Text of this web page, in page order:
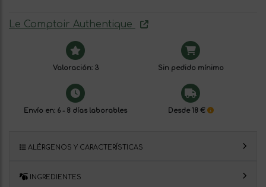
Le Comptoir Authentique
Valoración: 3 Sin pedido mínimo
Envío en: 6 - 8 días laborables Desde 18 €
ALÉRGENOS Y CARACTERÍSTICAS
INGREDIENTES